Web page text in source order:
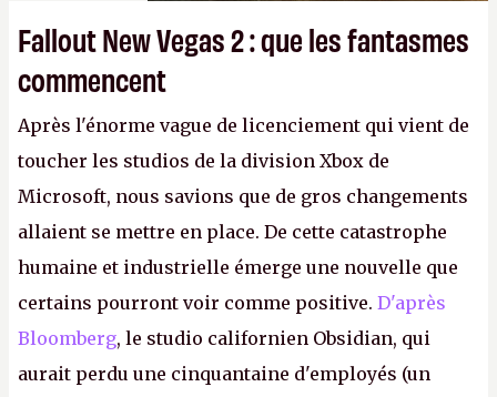
Fallout New Vegas 2 : que les fantasmes
commencent
Après l'énorme vague de licenciement qui vient de
toucher les studios de la division Xbox de
Microsoft, nous savions que de gros changements
allaient se mettre en place. De cette catastrophe
humaine et industrielle émerge une nouvelle que
certains pourront voir comme positive. D'après
Bloomberg, le studio californien Obsidian, qui
aurait perdu une cinquantaine d'employés (un